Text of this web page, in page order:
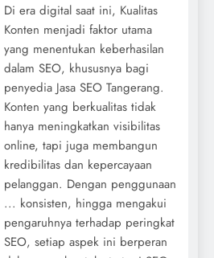
Di era digital saat ini, Kualitas
Konten menjadi faktor utama
yang menentukan keberhasilan
dalam SEO, khususnya bagi
penyedia Jasa SEO Tangerang.
Konten yang berkualitas tidak
hanya meningkatkan visibilitas
online, tapi juga membangun
kredibilitas dan kepercayaan
pelanggan. Dengan penggunaan
... konsisten, hingga mengakui
pengaruhnya terhadap peringkat
SEO, setiap aspek ini berperan